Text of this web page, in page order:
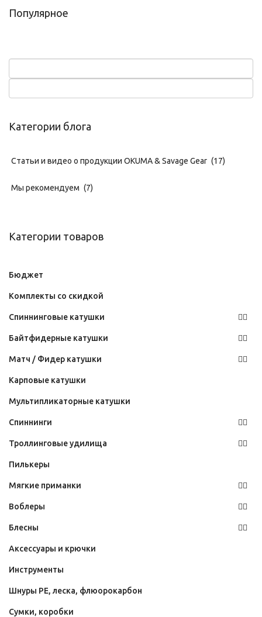
Популярное
Категории блога
Статьи и видео о продукции OKUMA & Savage Gear (17)
Мы рекомендуем (7)
Категории товаров
Бюджет
Комплекты со скидкой
Спиннинговые катушки
Байтфидерные катушки
Матч / Фидер катушки
Карповые катушки
Мультипликаторные катушки
Спиннинги
Троллинговые удилища
Пилькеры
Мягкие приманки
Воблеры
Блесны
Аксессуары и крючки
Инструменты
Шнуры PE, леска, флюорокарбон
Сумки, коробки